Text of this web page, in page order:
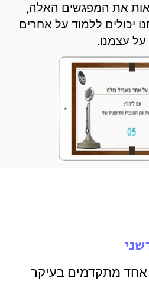
את המפגשים האלה,
יכולים ללמוד על אחרים
עצמנו.
מתקדמים בעיקר